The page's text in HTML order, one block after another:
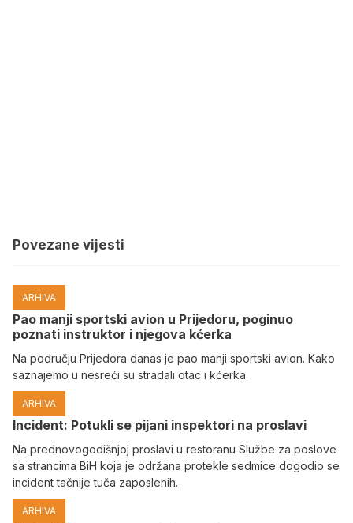
Povezane vijesti
ARHIVA
Pao manji sportski avion u Prijedoru, poginuo
poznati instruktor i njegova kćerka
Na području Prijedora danas je pao manji sportski avion. Kako
saznajemo u nesreći su stradali otac i kćerka.
ARHIVA
Incident: Potukli se pijani inspektori na proslavi
Na prednovogodišnjoj proslavi u restoranu Službe za poslove
sa strancima BiH koja je održana protekle sedmice dogodio se
incident tačnije tuča zaposlenih.
ARHIVA